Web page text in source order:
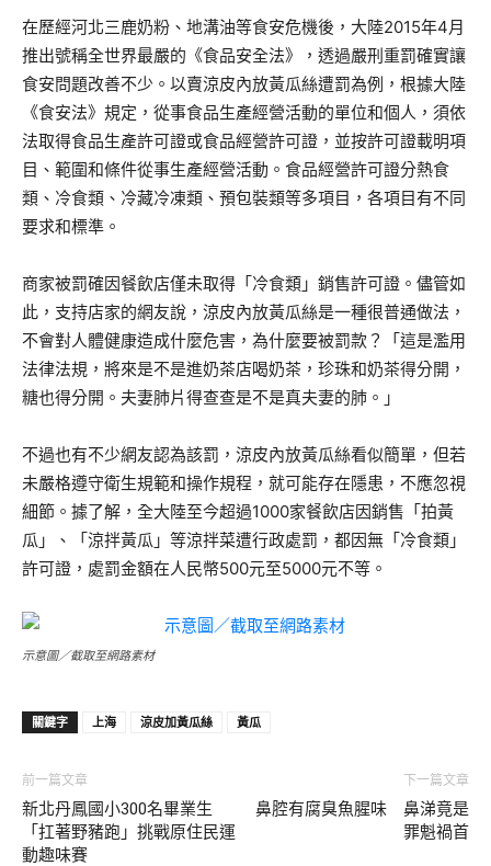
在歷經河北三鹿奶粉、地溝油等食安危機後，大陸2015年4月
推出號稱全世界最嚴的《食品安全法》，透過嚴刑重罰確實讓
食安問題改善不少。以賣涼皮內放黃瓜絲遭罰為例，根據大陸
《食安法》規定，從事食品生產經營活動的單位和個人，須依
法取得食品生產許可證或食品經營許可證，並按許可證載明項
目、範圍和條件從事生產經營活動。食品經營許可證分熱食
類、冷食類、冷藏冷凍類、預包裝類等多項目，各項目有不同
要求和標準。
商家被罰確因餐飲店僅未取得「冷食類」銷售許可證。儘管如
此，支持店家的網友說，涼皮內放黃瓜絲是一種很普通做法，
不會對人體健康造成什麼危害，為什麼要被罰款？「這是濫用
法律法規，將來是不是進奶茶店喝奶茶，珍珠和奶茶得分開，
糖也得分開。夫妻肺片得查查是不是真夫妻的肺。」
不過也有不少網友認為該罰，涼皮內放黃瓜絲看似簡單，但若
未嚴格遵守衛生規範和操作規程，就可能存在隱患，不應忽視
細節。據了解，全大陸至今超過1000家餐飲店因銷售「拍黃
瓜」、「涼拌黃瓜」等涼拌菜遭行政處罰，都因無「冷食類」
許可證，處罰金額在人民幣500元至5000元不等。
示意圖／截取至網路素材
關鍵字 上海 涼皮加黃瓜絲 黃瓜
前一篇文章
新北丹鳳國小300名畢業生
「扛著野豬跑」挑戰原住民運
動趣味賽
下一篇文章
鼻腔有腐臭魚腥味 鼻涕竟是
罪魁禍首